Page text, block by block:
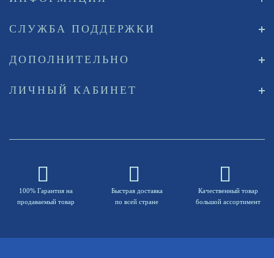
СЛУЖБА ПОДДЕРЖКИ
ДОПОЛНИТЕЛЬНО
ЛИЧНЫЙ КАБИНЕТ
100% Гарантия на
продаваемый товар
Быстрая доставка
по всей стране
Качественный товар
большой ассортимент